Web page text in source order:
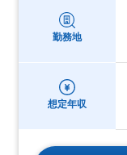
勤務地
想定年収